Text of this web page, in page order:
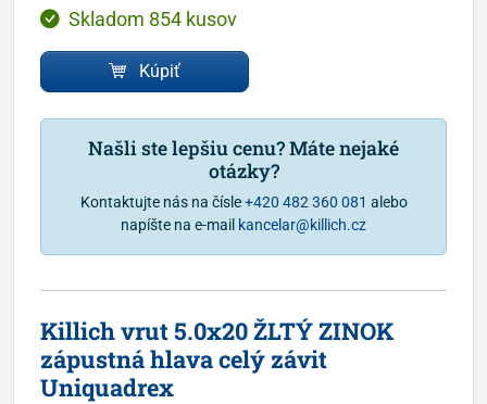
Skladom 854 kusov
Kúpiť
Našli ste lepšiu cenu? Máte nejaké
otázky?
Kontaktujte nás na čísle+420 482 360 081 alebo
napíšte na e-mail kancelar@killich.cz
Killich vrut 5.0x20 ŽLTÝ ZINOK
zápustná hlava celý závit
Uniquadrex